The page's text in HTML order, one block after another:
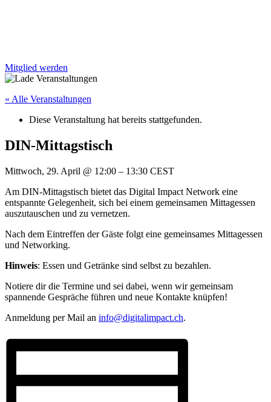
Mitglied werden
« Alle Veranstaltungen
Diese Veranstaltung hat bereits stattgefunden.
DIN-Mittagstisch
Mittwoch, 29. April @ 12:00 – 13:30 CEST
Am DIN-Mittagstisch bietet das Digital Impact Network eine
entspannte Gelegenheit, sich bei einem gemeinsamen Mittagessen
auszutauschen und zu vernetzen.
Nach dem Eintreffen der Gäste folgt eine gemeinsames Mittagessen
und Networking.
Hinweis: Essen und Getränke sind selbst zu bezahlen.
Notiere dir die Termine und sei dabei, wenn wir gemeinsam
spannende Gespräche führen und neue Kontakte knüpfen!
Anmeldung per Mail an info@digitalimpact.ch.